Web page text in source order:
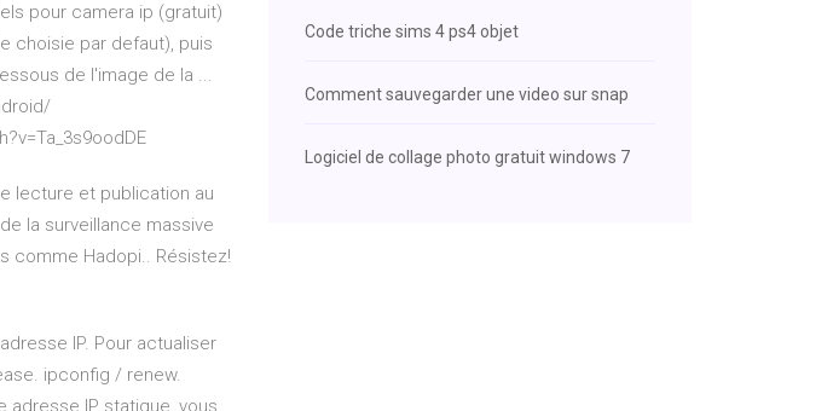
pour camera ip (gratuit)
choisie par defaut), puis
de l'image de la ...
lecture et publication au
la surveillance massive
comme Hadopi.. Résistez!
IP. Pour actualiser
ipconfig / renew.
adresse IP statique, vous
Code triche sims 4 ps4 objet
Comment sauvegarder une video sur snap
Logiciel de collage photo gratuit windows 7